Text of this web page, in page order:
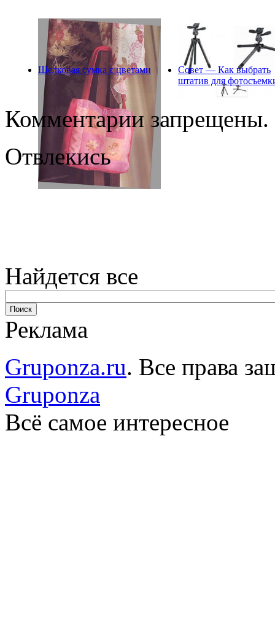
Шелковая сумка с цветами
Совет — Как выбрать
штатив для
Комментарии запрещены.
Отвлекись
Найдется все
Реклама
Gruponza.ru. Все права
Gruponza
Всё самое интересное